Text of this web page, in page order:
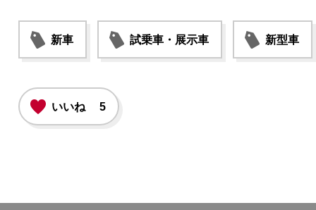
新車 試乗車・展示車 新型車
いいね 5